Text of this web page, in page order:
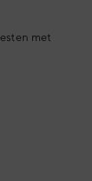
met